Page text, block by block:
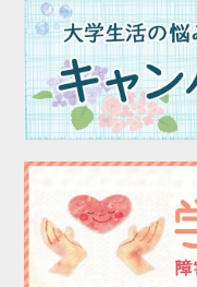
2023年04月
2023年03月
2023年02月
2023年01月
2022年12月
2022年11月
2022年10月
2022年09月